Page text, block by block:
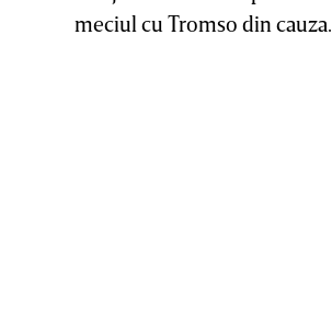
meciul cu Tromso din